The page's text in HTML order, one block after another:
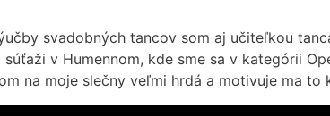
svadobných tancov som aj učiteľkou
v Humennom, kde sme sa v kategórii
na moje slečny veľmi hrdá a motivuje ma